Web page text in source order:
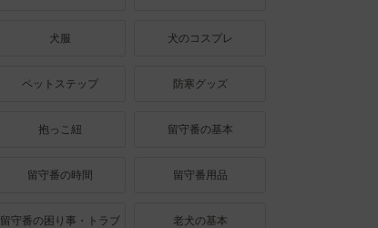
犬服 犬のコスプレ
ペットステップ 防寒グッズ
抱っこ紐 留守番の基本
留守番の時間 留守番用品
留守番の困り事・トラブ
老犬の基本